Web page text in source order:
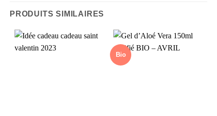
PRODUITS SIMILAIRES
Bio